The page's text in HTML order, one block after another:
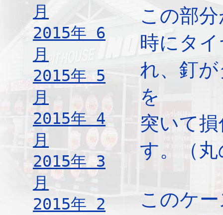
月
2015年 6
月
2015年 5
月
2015年 4
月
2015年 3
月
2015年 2
この部
時にタ
れ、釘
を
突いて
す。（
このケ